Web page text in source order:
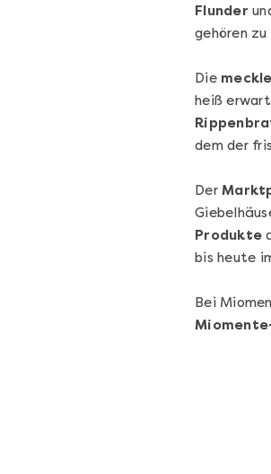
Wein- & Käse-
Wein- und Käse-
mit Tasting-Box &
Ganz Deutschland
Flunder
gehören
Die
heiß
dem der
Der
Produkte
bis heute
Bei